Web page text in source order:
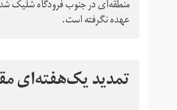
منطقه‌ای در جنوب فرودگاه شلیک
عهده نگرفته است.
تمدید یک‌هفته‌ای